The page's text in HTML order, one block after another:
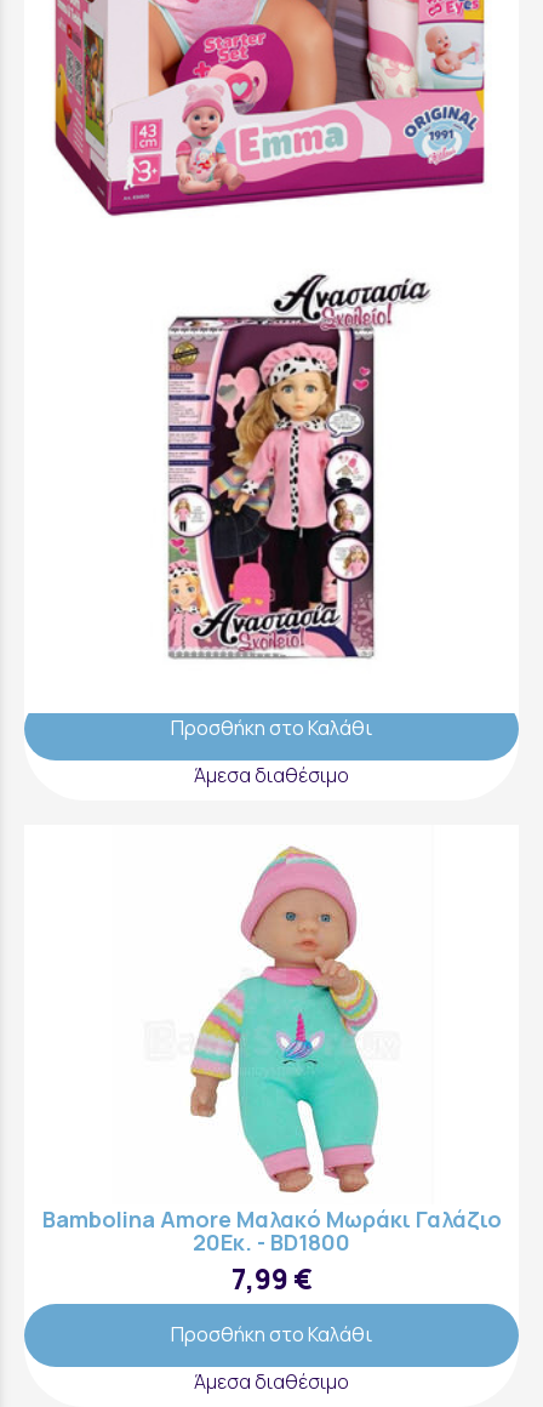
Baby Born Emma Διαδραστική Κούκλα Με
Αξεσουάρ 43Cm - 834800-116724
49,99 €
Προσθήκη στο Καλάθι
Άμεσα διαθέσιμο
Κούκλα Αναστασία Σχολείο Με 2 Φορέματα -
I14606
29,99 €
Προσθήκη στο Καλάθι
Άμεσα διαθέσιμο
Bambolina Amore Μαλακό Μωράκι Γαλάζιο
20Εκ. - BD1800
7,99 €
Προσθήκη στο Καλάθι
Άμεσα διαθέσιμο